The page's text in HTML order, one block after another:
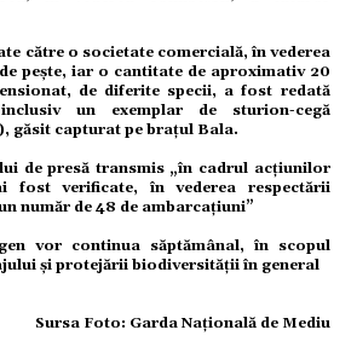
către o societate comercială, în vederea
pește, iar o cantitate de aproximativ 20
de diferite specii, a fost redată
un exemplar de sturion-cegă
găsit capturat pe brațul Bala.
de presă transmis „în cadrul acțiunilor
fost verificate, în vederea respectării
număr de 48 de ambarcațiuni”
vor continua săptămânal, în scopul
și protejării biodiversității în general
Sursa Foto: Garda Naţională de Mediu